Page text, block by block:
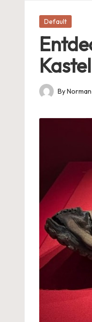
Posted
Default
Posted
ByNorman